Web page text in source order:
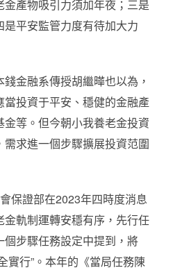
產物吸引力須加年夜；三是
平安監管力度有待加大力
金融系傳授胡繼曄也以為，
投資于平安、穩健的金融產
等。但今朝小我養老金投資
求進一個步驟擴展投資范圍
保證部在2023年四時度消息
軌制運轉安穩有序，先行任
步驟任務設定中提到，將
實行”。本年的《當局任務陳